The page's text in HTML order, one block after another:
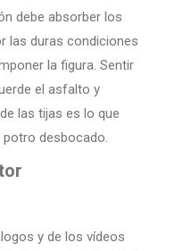
debe absorber los
las duras condiciones
la figura. Sentir
el asfalto y
las tijas es lo que
desbocado.
y de los vídeos